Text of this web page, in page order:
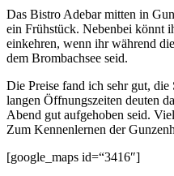
Das Bistro Adebar mitten in
ein Frühstück. Nebenbei könnt
einkehren, wenn ihr während
dem Brombachsee seid.
Die Preise fand ich sehr gut,
langen Öffnungszeiten deuten
Abend gut aufgehoben seid.
Zum Kennenlernen der
[google_maps id=“3416″]